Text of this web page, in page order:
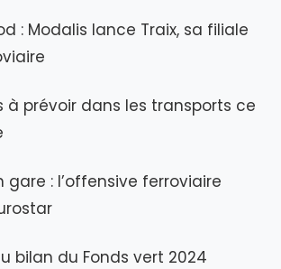
: Modalis lance Traix, sa filiale
à prévoir dans les transports ce
gare : l’offensive ferroviaire
bilan du Fonds vert 2024